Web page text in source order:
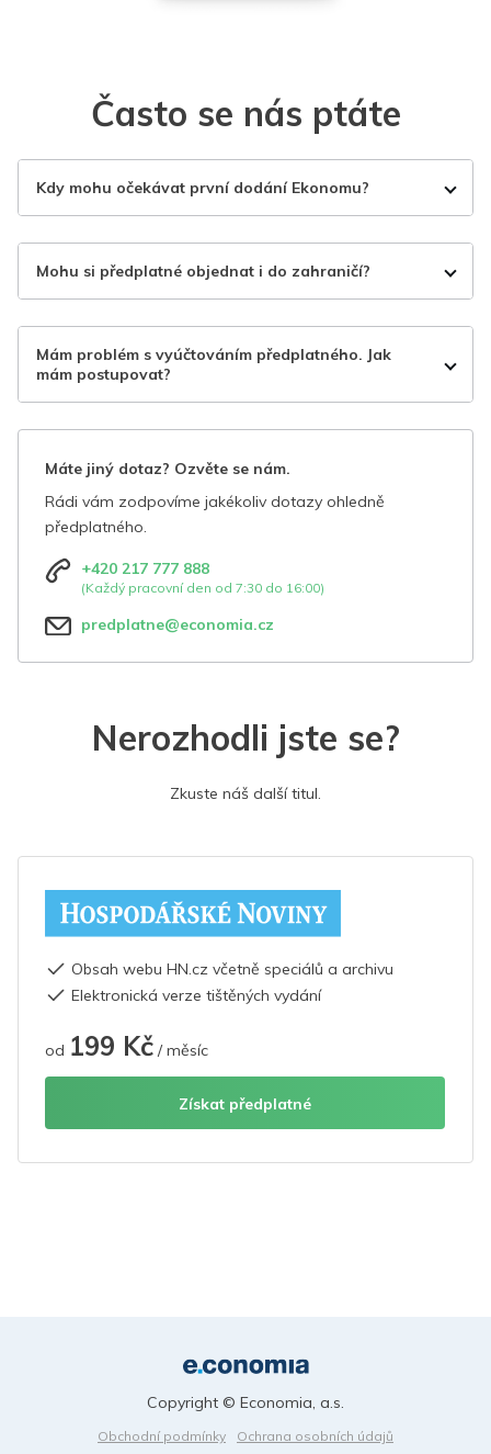
Často se nás ptáte
Kdy mohu očekávat první dodání Ekonomu?
Mohu si předplatné objednat i do zahraničí?
Mám problém s vyúčtováním předplatného. Jak
mám postupovat?
Máte jiný dotaz? Ozvěte se nám.
Rádi vám zodpovíme jakékoliv dotazy ohledně
předplatného.
+420 217 777 888
(Každý pracovní den od 7:30 do 16:00)
predplatne@economia.cz
Nerozhodli jste se?
Zkuste náš další titul.
Obsah webu HN.cz včetně speciálů a archivu
Elektronická verze tištěných vydání
od 199 Kč / měsíc
Získat předplatné
Obchodní podmínky
Ochrana osobních údajů
Copyright © Economia, a.s.